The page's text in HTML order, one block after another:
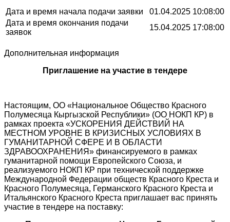
Дата и время начала подачи заявки
01.04.2025 10:08:00
Дата и время окончания подачи
заявок
15.04.2025 17:08:00
Дополнительная информация
Приглашение на участие в тендере
Настоящим, ОО «Национальное Общество Красного
Полумесяца Кыргызской Республики» (ОО НОКП КР) в
рамках проекта «УСКОРЕНИЯ ДЕЙСТВИЙ НА
МЕСТНОМ УРОВНЕ В КРИЗИСНЫХ УСЛОВИЯХ В
ГУМАНИТАРНОЙ СФЕРЕ И В ОБЛАСТИ
ЗДРАВООХРАНЕНИЯ» финансируемого в рамках
гуманитарной помощи Европейского Союза, и
реализуемого НОКП КР при технической поддержке
Международной Федерации обществ Красного Креста и
Красного Полумесяца, Германского Красного Креста и
Итальянского Красного Креста приглашает вас принять
участие в тендере на поставку: